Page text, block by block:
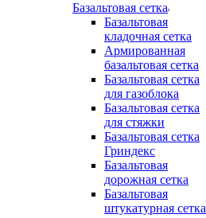
Базальтовая сетка
Базальтовая
кладочная сетка
Армированная
базальтовая сетка
Базальтовая сетка
для газоблока
Базальтовая сетка
для стяжки
Базальтовая сетка
Гриндекс
Базальтовая
дорожная сетка
Базальтовая
штукатурная сетка